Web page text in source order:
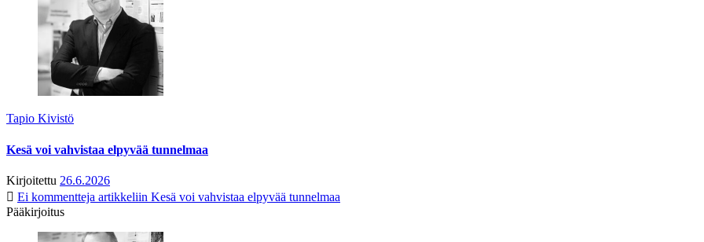
Tapio Kivistö
Kesä voi vahvistaa elpyvää tunnelmaa
Kirjoitettu 26.6.2026
Ei kommentteja artikkeliin Kesä voi vahvistaa elpyvää tunnelmaa
Pääkirjoitus